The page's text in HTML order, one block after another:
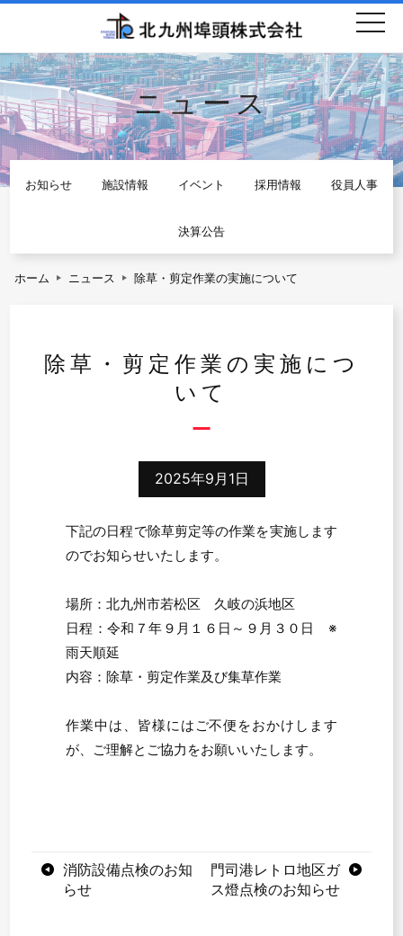
ニュース
お知らせ 施設情報 イベント 採用情報 役員人事
決算公告
ホーム ニュース 除草・剪定作業の実施について
除草・剪定作業の実施につ
いて
2025年9月1日
下記の日程で除草剪定等の作業を実施します
のでお知らせいたします。
場所：北九州市若松区 久岐の浜地区
日程：令和７年９月１６日～９月３０日 ※
雨天順延
内容：除草・剪定作業及び集草作業
作業中は、皆様にはご不便をおかけします
が、ご理解とご協力をお願いいたします。
投 消防設備点検のお知
らせ
門司港レトロ地区ガ
ス燈点検のお知らせ